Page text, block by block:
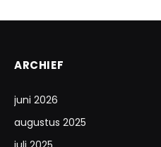
ARCHIEF
juni 2026
augustus 2025